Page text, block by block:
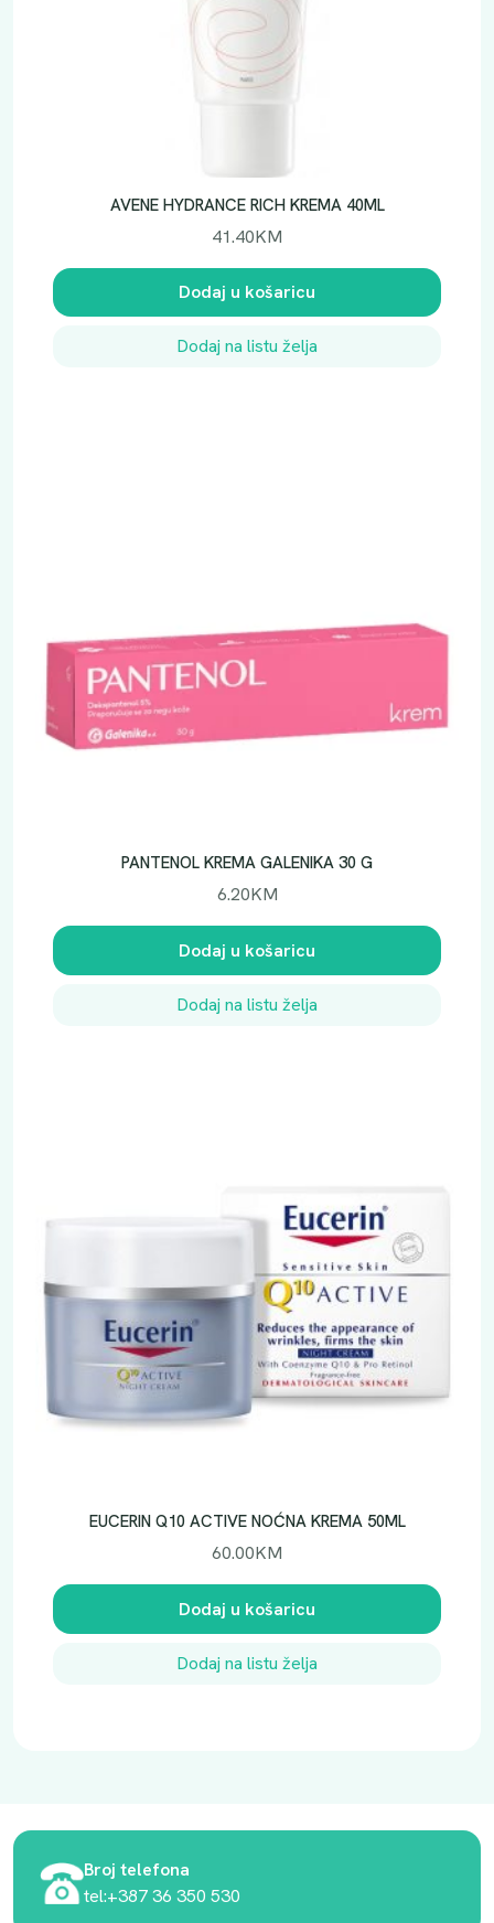
AVENE HYDRANCE RICH KREMA 40ML
41.40KM
Dodaj u košaricu
Dodaj na listu želja
PANTENOL KREMA GALENIKA 30 G
6.20KM
Dodaj u košaricu
Dodaj na listu želja
EUCERIN Q10 ACTIVE NOĆNA KREMA 50ML
60.00KM
Dodaj u košaricu
Dodaj na listu želja
Broj telefona
tel:+387 36 350 530